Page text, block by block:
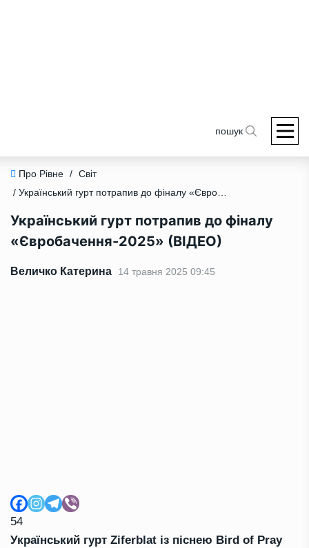
пошук
Про Рівне / Світ
/ Український гурт потрапив до фіналу «Євробачення-2025» (ВІДЕО)
Український гурт потрапив до фіналу
«Євробачення-2025» (ВІДЕО)
Величко Катерина 14 травня 2025 09:45
54
Український гурт Ziferblat із піснею Bird of Pray